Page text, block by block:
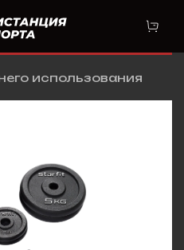
использования